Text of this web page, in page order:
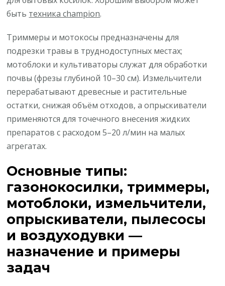
быть техника champion.
Триммеры и мотокосы предназначены для
подрезки травы в труднодоступных местах;
мотоблоки и культиваторы служат для обработки
почвы (фрезы глубиной 10–30 см). Измельчители
перерабатывают древесные и растительные
остатки, снижая объём отходов, а опрыскиватели
применяются для точечного внесения жидких
препаратов с расходом 5–20 л/мин на малых
агрегатах.
Основные типы:
газонокосилки, триммеры,
мотоблоки, измельчители,
опрыскиватели, пылесосы
и воздуходувки —
назначение и примеры
задач